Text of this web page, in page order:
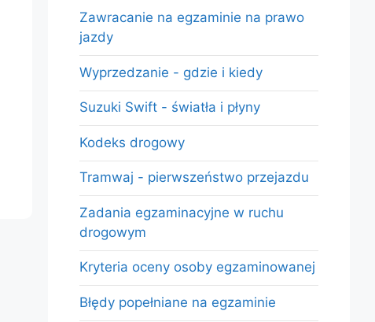
Zawracanie na egzaminie na prawo
jazdy
Wyprzedzanie - gdzie i kiedy
Suzuki Swift - światła i płyny
Kodeks drogowy
Tramwaj - pierwszeństwo przejazdu
Zadania egzaminacyjne w ruchu
drogowym
Kryteria oceny osoby egzaminowanej
Błędy popełniane na egzaminie